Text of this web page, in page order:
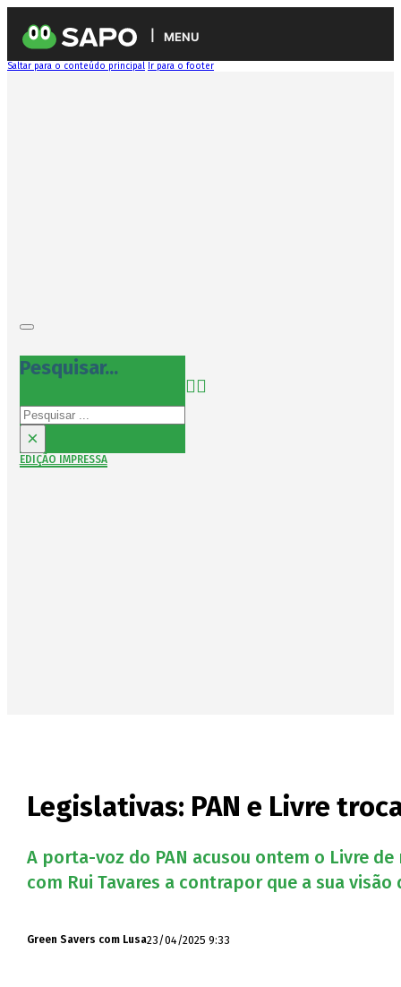
MENU
Saltar para o conteúdo principal Ir para o footer
Pesquisar...
Pesquisar
×
EDIÇÃO IMPRESSA
Legislativas: PAN e Livre
A porta-voz do PAN acusou ontem o Livre
com Rui Tavares a contrapor que a sua
Green Savers com Lusa23/04/2025 9:33